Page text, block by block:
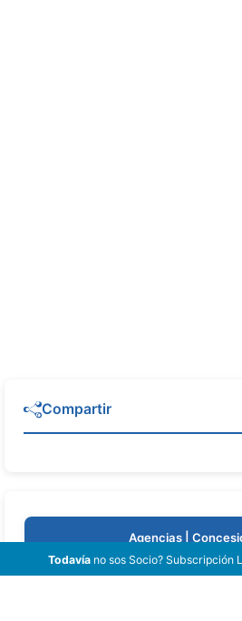
Compartir
Agencias |
Todavíano sos Socio? Subscripción